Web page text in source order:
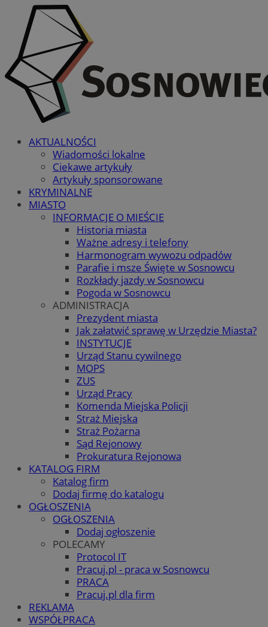
AKTUALNOŚCI
Wiadomości lokalne
Ciekawe artykuły
Artykuły sponsorowane
KRYMINALNE
MIASTO
INFORMACJE O MIEŚCIE
Historia miasta
Ważne adresy i telefony
Harmonogram wywozu odpadów
Parafie i msze Święte w Sosnowcu
Rozkłady jazdy w Sosnowcu
Pogoda w Sosnowcu
ADMINISTRACJA
Prezydent miasta
Jak załatwić sprawę w Urzędzie Miasta?
INSTYTUCJE
Urząd Stanu cywilnego
MOPS
ZUS
Urząd Pracy
Komenda Miejska Policji
Straż Miejska
Straż Pożarna
Sąd Rejonowy
Prokuratura Rejonowa
KATALOG FIRM
Katalog firm
Dodaj firmę do katalogu
OGŁOSZENIA
OGŁOSZENIA
Dodaj ogłoszenie
POLECAMY
Protocol IT
Pracuj.pl - praca w Sosnowcu
PRACA
Pracuj.pl dla firm
REKLAMA
WSPÓŁPRACA